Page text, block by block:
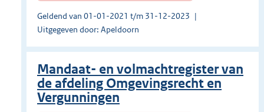
Geldend van 01-01-2021 t/m 31-12-2023
Uitgegeven door: Apeldoorn
Mandaat- en volmachtregister van
de afdeling Omgevingsrecht en
Vergunningen